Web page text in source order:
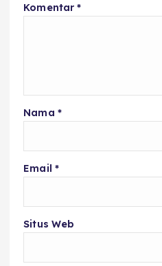
Komentar*
Nama *
Email *
Situs Web